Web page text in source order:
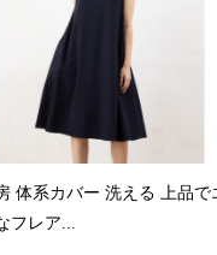
体系カバー 洗える 上品で
フレア...